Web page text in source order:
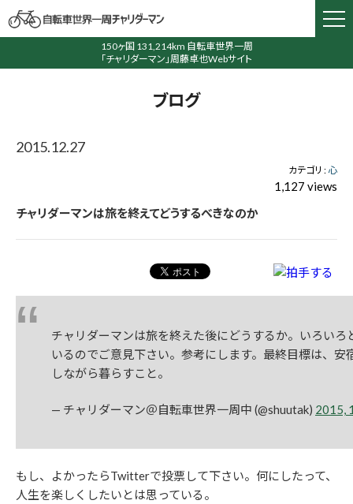
150ヶ国 131,214km 自転車世界一周
「チャリダーマン」周藤卓也Webサイト
ブログ
2015.12.27
カテゴリ :心
1,127 views
チャリダーマンは旅を終えてどうするべきなのか
チャリダーマンは旅を終えた後にどうするか。いろいろ
いるのでご意見下さい。参考にします。最終目標は、安
しながら暮らすこと。
— チャリダーマン＠自転車世界一周中 (@shuutak) 2015,
もし、よかったらTwitterで投票して下さい。何にしたって、
人生を楽しくしたいとは思っている。